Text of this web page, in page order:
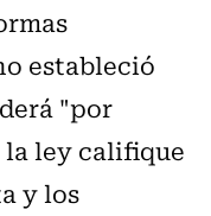
estableció
"por
ley califique
y los